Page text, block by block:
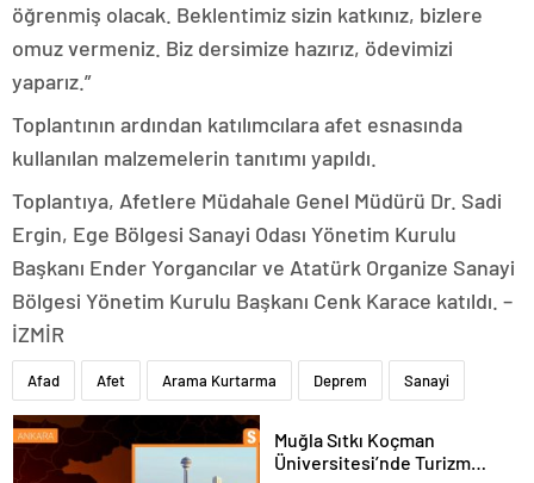
öğrenmiş olacak. Beklentimiz sizin katkınız, bizlere
omuz vermeniz. Biz dersimize hazırız, ödevimizi
yaparız.”
Toplantının ardından katılımcılara afet esnasında
kullanılan malzemelerin tanıtımı yapıldı.
Toplantıya, Afetlere Müdahale Genel Müdürü Dr. Sadi
Ergin, Ege Bölgesi Sanayi Odası Yönetim Kurulu
Başkanı Ender Yorgancılar ve Atatürk Organize Sanayi
Bölgesi Yönetim Kurulu Başkanı Cenk Karace katıldı. –
İZMİR
Afad Afet Arama Kurtarma Deprem Sanayi
Muğla Sıtkı Koçman
Üniversitesi’nde Turizm